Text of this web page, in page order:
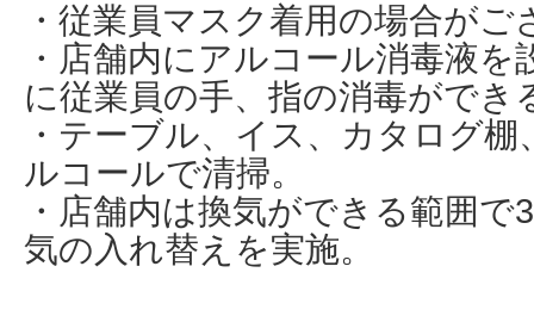
・従業員マスク着用の場合がご
・店舗内にアルコール消毒液
に従業員の手、指の消毒ができ
・テーブル、イス、カタログ
ルコールで清掃。
・店舗内は換気ができる範囲
気の入れ替えを実施。